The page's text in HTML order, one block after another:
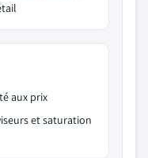
aux prix
et saturation